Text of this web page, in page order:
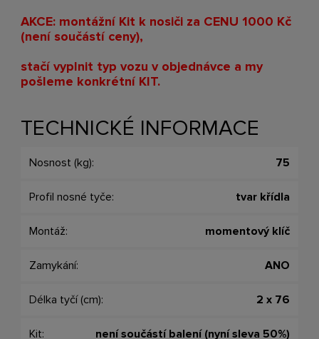
AKCE: montážní Kit k nosiči za CENU 1000 Kč
(není součástí ceny),
stačí vyplnit typ vozu v objednávce a my
pošleme konkrétní KIT.
TECHNICKÉ INFORMACE
Nosnost (kg): 75
Profil nosné tyče: tvar křídla
Montáž: momentový klíč
Zamykání: ANO
Délka tyčí (cm): 2 x 76
Kit: není součástí balení (nyní sleva 50%)